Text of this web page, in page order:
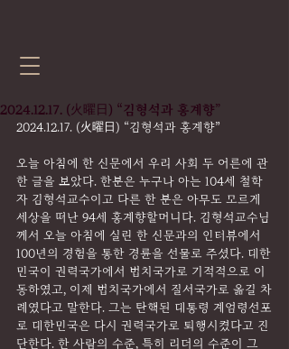
2024.12.17. (火曜日) “김형석과 홍계향”
2024.12.17. (火曜日) “김형석과 홍계향”
오늘 아침에 한 신문에서 우리 사회 두 어른에 관
한 글을 보았다. 한분은 누구나 아는 104세 철학
자 김형석교수이고 다른 한 분은 아무도 모르게
세상을 떠난 94세 홍계향할머니다. 김형석교수님
께서 오늘 아침에 실린 한 신문과의 인터뷰에서
100년의 경험을 통한 경륜을 선물로 주셨다. 대한
민국이 권력국가에서 법치국가로 기적적으로 이
동하였고, 이제 법치국가에서 질서국가로 옮길 차
례였다고 말한다. 그는 탄핵된 대통령 계엄령선포
로 대한민국은 다시 권력국가로 퇴행시켰다고 진
단한다. 한 사람의 수준, 특히 리더의 수준이 그